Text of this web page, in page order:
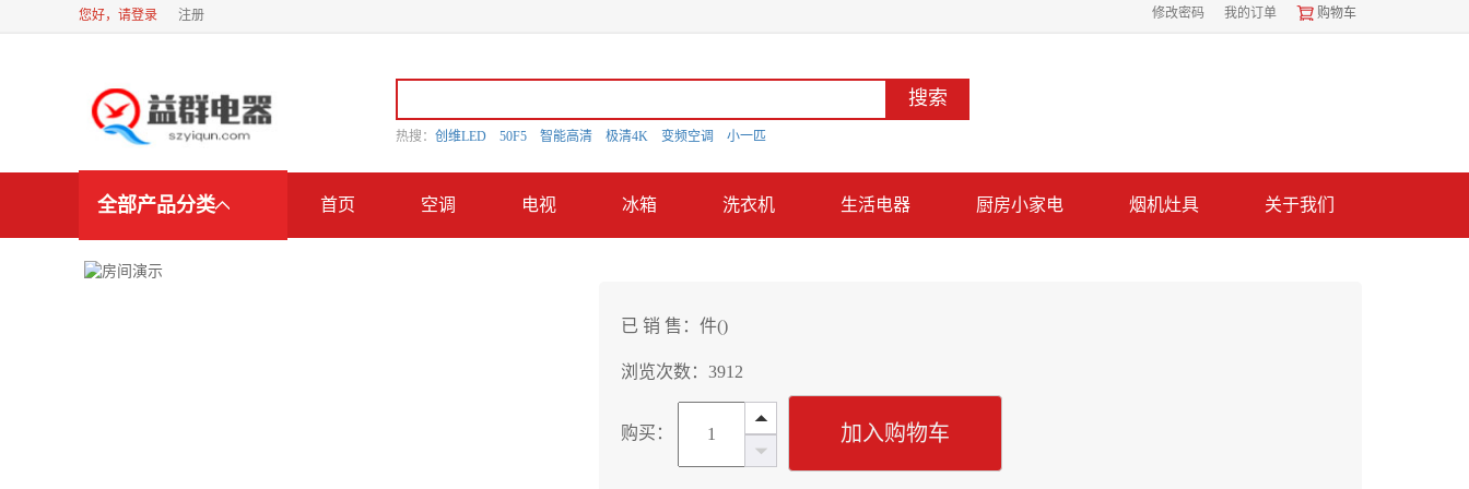
您好，请登录 注册 修改密码 我的订单 购物车
搜索
热搜： 创维LED 50F5 智能高清 极清4K 变频空调 小一匹
全部产品分类 首页 空调 电视 冰箱 洗衣机 生活电器 厨房小家电 烟机灶具 关于我们
已 销 售： 件()
浏览次数：3912
购买： 加入购物车